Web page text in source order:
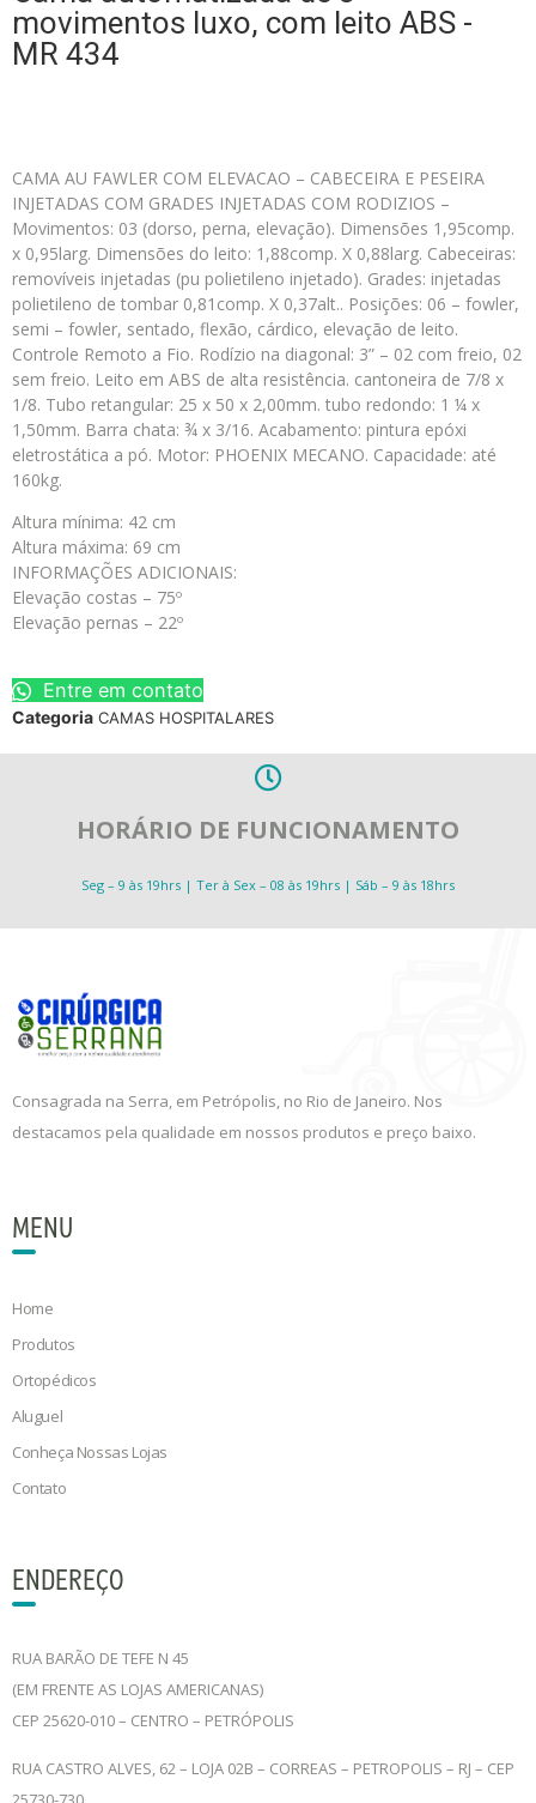
movimentos luxo, com leito ABS -
MR 434
CAMA AU FAWLER COM ELEVACAO – CABECEIRA E PESEIRA
INJETADAS COM GRADES INJETADAS COM RODIZIOS –
Movimentos: 03 (dorso, perna, elevação). Dimensões 1,95comp.
x 0,95larg. Dimensões do leito: 1,88comp. X 0,88larg. Cabeceiras:
removíveis injetadas (pu polietileno injetado). Grades: injetadas
polietileno de tombar 0,81comp. X 0,37alt.. Posições: 06 – fowler,
semi – fowler, sentado, flexão, cárdico, elevação de leito.
Controle Remoto a Fio. Rodízio na diagonal: 3” – 02 com freio, 02
sem freio. Leito em ABS de alta resistência. cantoneira de 7/8 x
1/8. Tubo retangular: 25 x 50 x 2,00mm. tubo redondo: 1 ¼ x
1,50mm. Barra chata: ¾ x 3/16. Acabamento: pintura epóxi
eletrostática a pó. Motor: PHOENIX MECANO. Capacidade: até
160kg.
Altura mínima: 42 cm
Altura máxima: 69 cm
INFORMAÇÕES ADICIONAIS:
Elevação costas – 75º
Elevação pernas – 22º
Entre em contato
Categoria CAMAS HOSPITALARES
HORÁRIO DE FUNCIONAMENTO
Seg – 9 às 19hrs | Ter à Sex – 08 às 19hrs | Sáb – 9 às 18hrs
Consagrada na Serra, em Petrópolis, no Rio de Janeiro. Nos
destacamos pela qualidade em nossos produtos e preço baixo.
MENU
Home
Produtos
Ortopédicos
Aluguel
Conheça Nossas Lojas
Contato
ENDEREÇO
RUA BARÃO DE TEFE N 45
(EM FRENTE AS LOJAS AMERICANAS)
CEP 25620-010 – CENTRO – PETRÓPOLIS
RUA CASTRO ALVES, 62 – LOJA 02B – CORREAS – PETROPOLIS – RJ – CEP